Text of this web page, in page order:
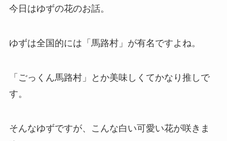
今日はゆずの花のお話。
ゆずは全国的には「馬路村」が有名ですよね。
「ごっくん馬路村」とか美味しくてかなり推しで
す。
そんなゆずですが、こんな白い可愛い花が咲きま